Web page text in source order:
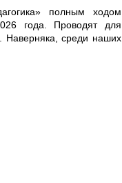
полным ходом
года. Проводят для
Наверняка, среди наших